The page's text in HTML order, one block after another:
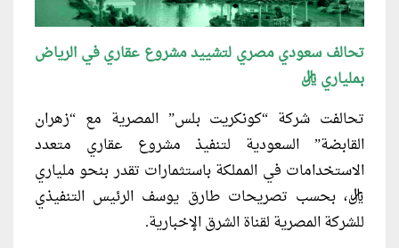
تحالف سعودي مصري لتشييد مشروع عقاري في الرياض
بملياري ريال
تحالفت شركة “كونكريت بلس” المصرية مع “زهران
القابضة” السعودية لتنفيذ مشروع عقاري متعدد
الاستخدامات في المملكة باستثمارات تقدر بنحو ملياري
ريال، بحسب تصريحات طارق يوسف الرئيس التنفيذي
للشركة المصرية لقناة الشرق الإخبارية.